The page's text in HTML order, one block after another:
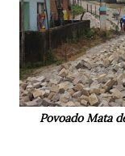
Povoado Mata